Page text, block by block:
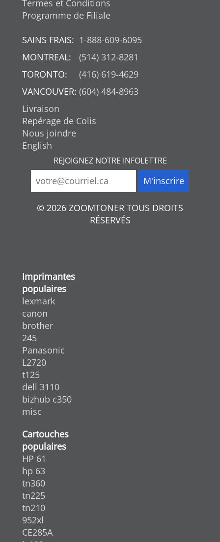
Termes et Conditions
Programme de Filiale
SAINS FRAIS: 1-888-609-6095
MONTREAL:
(514) 312-8281
TORONTO:
(416) 619-4629
VANCOUVER: (604) 484-8963
Livraison
Repérage de Colis
Nous joindre
English
REJOIGNEZ NOTRE INFOLETTRE
© 2026 ZOOMTONER TOUS DROITS
RÉSERVÉS
Imprimantes
populaires
lexmark
canon
brother
245
Panasonic
L2720
t125
dell 3110
bizhub c350
misc
Cartouches
populaires
HP 61
hp 63
tn360
tn225
tn210
952xl
CE285A